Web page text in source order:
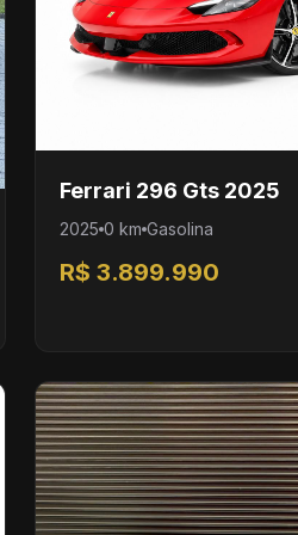
Ferrari 296 Gts 2025
2025 0 km Gasolina
R$ 3.899.990